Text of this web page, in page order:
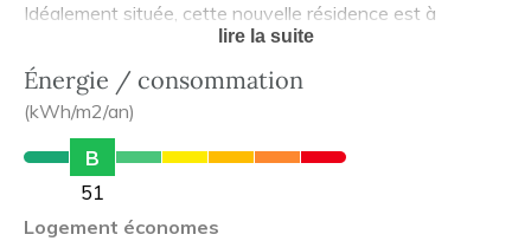
Idéalement située, cette nouvelle résidence est à
proximité de plusieurs établissements scolaires dont un
collège et un lycée et à 5 min du centre commercial La
Toison d'Or. De plus, la ligne de bus 9 assure une
connexion rapide avec d'autres parties de la ville,
facilitant le quotidien. Notre sélection d'appartements, du
studio confortable au vaste 5 pièces, est conçue pour
s'adapter à tous les styles de vie, entourée par les
lire la suite
Énergie / consommation
(kWh/m2/an)
B
51
Logement économes